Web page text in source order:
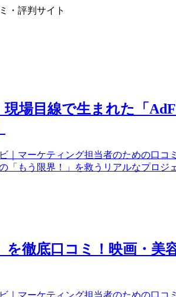
・評判サイト
場目線で生まれた「
｜マーケティング担当者のための口コ
「もう限界！」を救うリアルなプロジ
徹底口コミ！映画・美
｜マーケティング担当者のための口コ